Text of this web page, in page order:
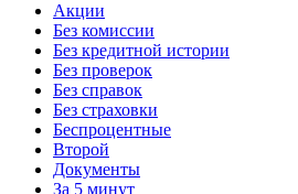
Акции
Без комиссии
Без кредитной истории
Без проверок
Без справок
Без страховки
Беспроцентные
Второй
Документы
За 5 минут